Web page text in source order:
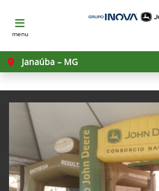
menu
Janaúba – MG